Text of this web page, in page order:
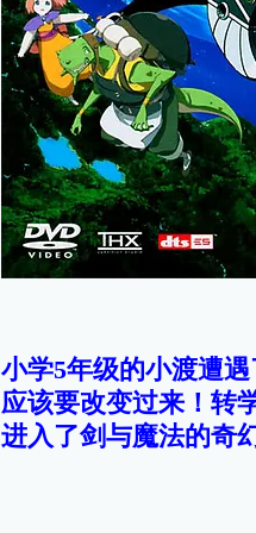
小学5年级的小渡遭
应该要改变过来！转
进入了剑与魔法的奇